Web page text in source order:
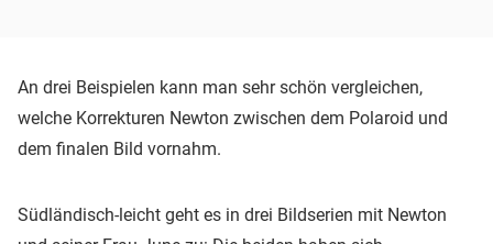
An drei Beispielen kann man sehr schön vergleichen,
welche Korrekturen Newton zwischen dem Polaroid und
dem finalen Bild vornahm.
Südländisch-leicht geht es in drei Bildserien mit Newton